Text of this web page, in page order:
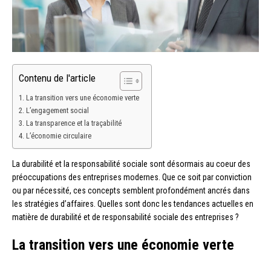
Contenu de l'article
La transition vers une économie verte
L’engagement social
La transparence et la traçabilité
L’économie circulaire
La durabilité et la responsabilité sociale sont désormais au coeur des
préoccupations des entreprises modernes. Que ce soit par conviction
ou par nécessité, ces concepts semblent profondément ancrés dans
les stratégies d’affaires. Quelles sont donc les tendances actuelles en
matière de durabilité et de responsabilité sociale des entreprises ?
La transition vers une économie verte